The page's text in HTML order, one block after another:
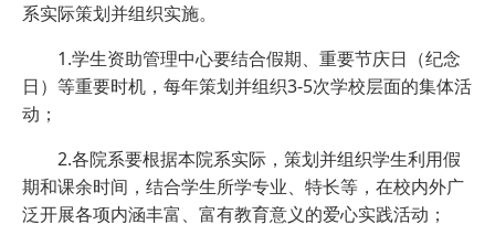
系实际策划并组织实施。
1.学生资助管理中心要结合假期、重要节庆日（纪念
日）等重要时机，每年策划并组织3-5次学校层面的集体活
动；
2.各院系要根据本院系实际，策划并组织学生利用假
期和课余时间，结合学生所学专业、特长等，在校内外广
泛开展各项内涵丰富、富有教育意义的爱心实践活动；